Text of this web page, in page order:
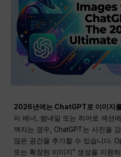
2026년에는 ChatGPT로 이미지
이 배너, 썸네일 또는 히어로 섹션
껴지는 경우, ChatGPT는 사진을
많은 공간을 추가할 수 있습니다.
또는 확장된 이미지” 생성을 지원